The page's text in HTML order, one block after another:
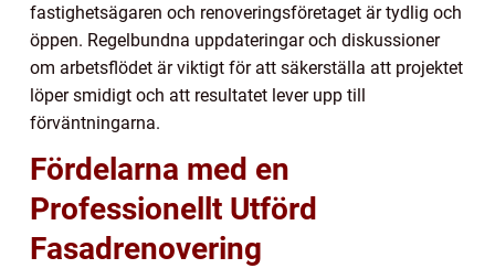
fastighetsägaren och renoveringsföretaget är tydlig och
öppen. Regelbundna uppdateringar och diskussioner
om arbetsflödet är viktigt för att säkerställa att projektet
löper smidigt och att resultatet lever upp till
förväntningarna.
Fördelarna med en
Professionellt Utförd
Fasadrenovering